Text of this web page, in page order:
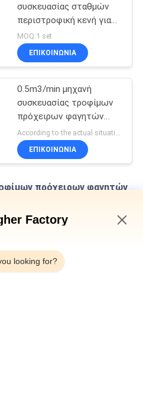
συσκευασίας σταθμών
περιστροφική κενή για
τα τρόφιμα πρόχειρων
φαγητών
MOQ:1 set
ΕΠΙΚΟΙΝΩΝΙΑ
0.5m3/min μηχανή
συσκευασίας τροφίμων
πρόχειρων φαγητών
τσιπ φωτογραφιών
L1400*W1000*H1800mm
According to the actual situation MOQ:1 set
ΕΠΙΚΟΙΝΩΝΙΑ
πρόχειρων φαγητών
κεφαλές για ζυγίσματα
για σνακ
Factory
looking for?